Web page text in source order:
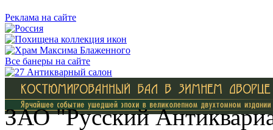
Реклама на сайте
Все банеры на сайте
ЗАО "Русский